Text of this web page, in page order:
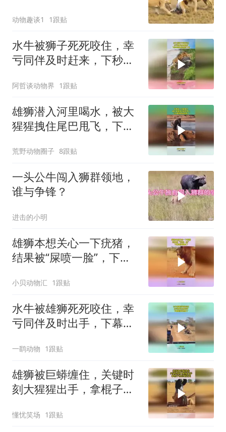
动物趣谈1 1跟贴
水牛被狮子死死咬住，幸
亏同伴及时赶来，下秒雄
阿哲谈动物界 1跟贴
雄狮潜入河里喝水，被大
猩猩拽住尾巴甩飞，下秒
荒野动物圈子 8跟贴
一头公牛闯入狮群领地，
谁与争锋？
进击的小明
雄狮本想关心一下疣猪，
结果被“屎喷一脸”，下幕
小贝动物汇 1跟贴
水牛被雄狮死死咬住，幸
亏同伴及时出手，下幕雄
一鹞动物 1跟贴
雄狮被巨蟒缠住，关键时
刻大猩猩出手，拿棍子把
懂忧笑场 1跟贴